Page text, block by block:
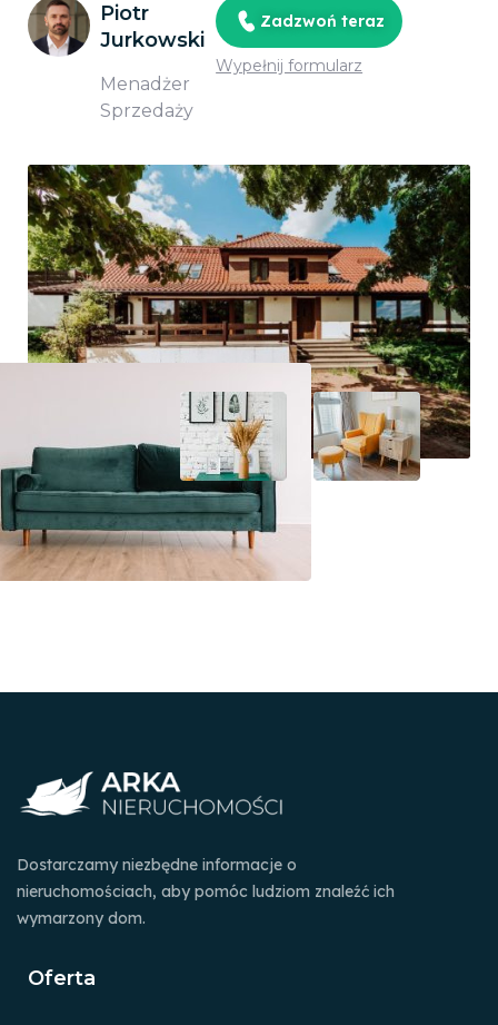
Piotr
Jurkowski
Menadżer
Sprzedaży
Zadzwoń teraz
Wypełnij formularz
Dostarczamy niezbędne informacje o
nieruchomościach, aby pomóc ludziom znaleźć ich
wymarzony dom.
Oferta